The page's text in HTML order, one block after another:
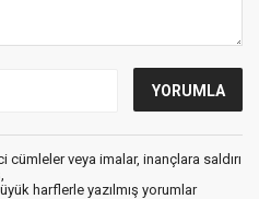
veya imalar, inançlara saldırı
harflerle yazılmış yorumlar